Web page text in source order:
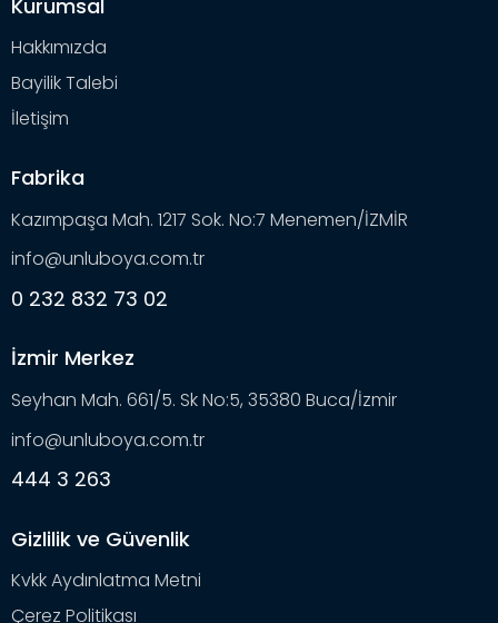
Kurumsal
Hakkımızda
Bayilik Talebi
İletişim
Fabrika
Kazımpaşa Mah. 1217 Sok. No:7 Menemen/İZMİR
info@unluboya.com.tr
0 232 832 73 02
İzmir Merkez
Seyhan Mah. 661/5. Sk No:5, 35380 Buca/İzmir
info@unluboya.com.tr
444 3 263
Gizlilik ve Güvenlik
Kvkk Aydınlatma Metni
Çerez Politikası